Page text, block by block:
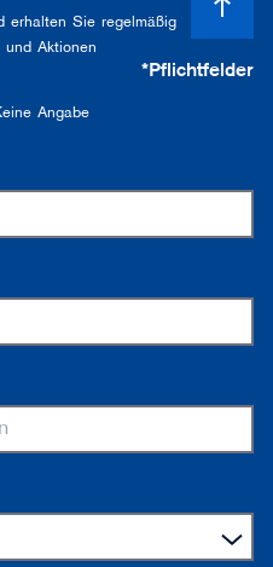
erhalten Sie regelmäßig
und Aktionen
Angabe
*Pflichtfelder